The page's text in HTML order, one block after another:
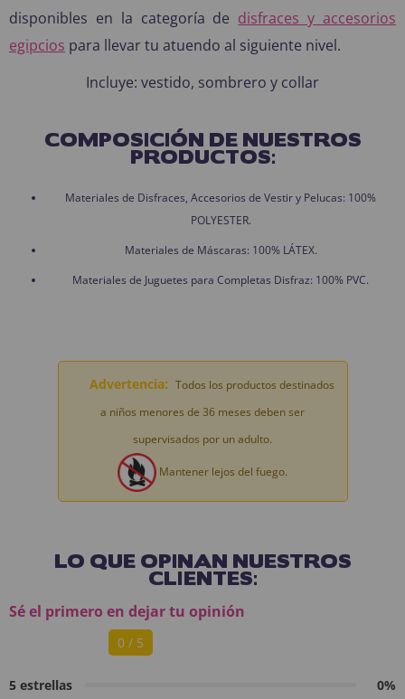
disponibles en la categoría de disfraces y accesorios
egipcios para llevar tu atuendo al siguiente nivel.
Incluye: vestido, sombrero y collar
COMPOSICIÓN DE NUESTROS
PRODUCTOS:
Materiales de Disfraces, Accesorios de Vestir y Pelucas: 100%
POLYESTER.
Materiales de Máscaras: 100% LÁTEX.
Materiales de Juguetes para Completas Disfraz: 100% PVC.
Advertencia: Todos los productos destinados
a niños menores de 36 meses deben ser
supervisados por un adulto.
Mantener lejos del fuego.
LO QUE OPINAN NUESTROS
CLIENTES:
Sé el primero en dejar tu opinión
0 / 5
5 estrellas
0%